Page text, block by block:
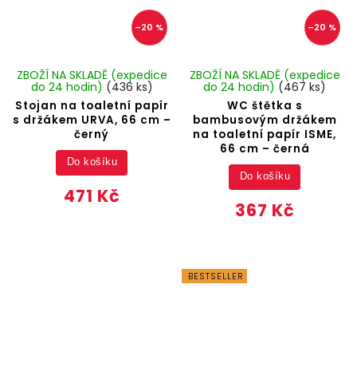
–20 %
Stojan na toaletní papír
s držákem URVA, 66 cm –
černý
ZBOŽÍ NA SKLADĚ (expedice
do 24 hodin) (436 ks)
471 Kč
Do košíku
–20 %
WC štětka s
bambusovým držákem
na toaletní papír ISME,
66 cm – černá
ZBOŽÍ NA SKLADĚ (expedice
do 24 hodin) (467 ks)
367 Kč
Do košíku
BESTSELLER